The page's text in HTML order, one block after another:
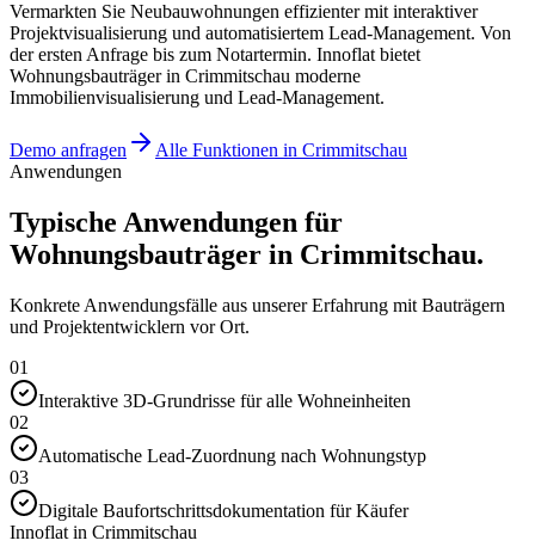
Vermarkten Sie Neubauwohnungen effizienter mit interaktiver
Projektvisualisierung und automatisiertem Lead-Management. Von
der ersten Anfrage bis zum Notartermin. Innoflat bietet
Wohnungsbauträger in Crimmitschau moderne
Immobilienvisualisierung und Lead-Management.
Demo anfragen
Alle Funktionen in Crimmitschau
Anwendungen
Typische Anwendungen für
Wohnungsbauträger in Crimmitschau.
Konkrete Anwendungsfälle aus unserer Erfahrung mit Bauträgern
und Projektentwicklern vor Ort.
01
Interaktive 3D-Grundrisse für alle Wohneinheiten
02
Automatische Lead-Zuordnung nach Wohnungstyp
03
Digitale Baufortschrittsdokumentation für Käufer
Innoflat in Crimmitschau